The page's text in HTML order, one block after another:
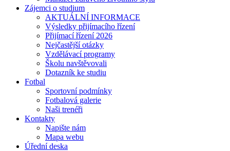
Zájemci o studium
AKTUÁLNÍ INFORMACE
Výsledky přijímacího řízení
Přijímací řízení 2026
Nejčastější otázky
Vzdělávací programy
Školu navštěvovali
Dotazník ke studiu
Fotbal
Sportovní podmínky
Fotbalová galerie
Naši trenéři
Kontakty
Napište nám
Mapa webu
Úřední deska